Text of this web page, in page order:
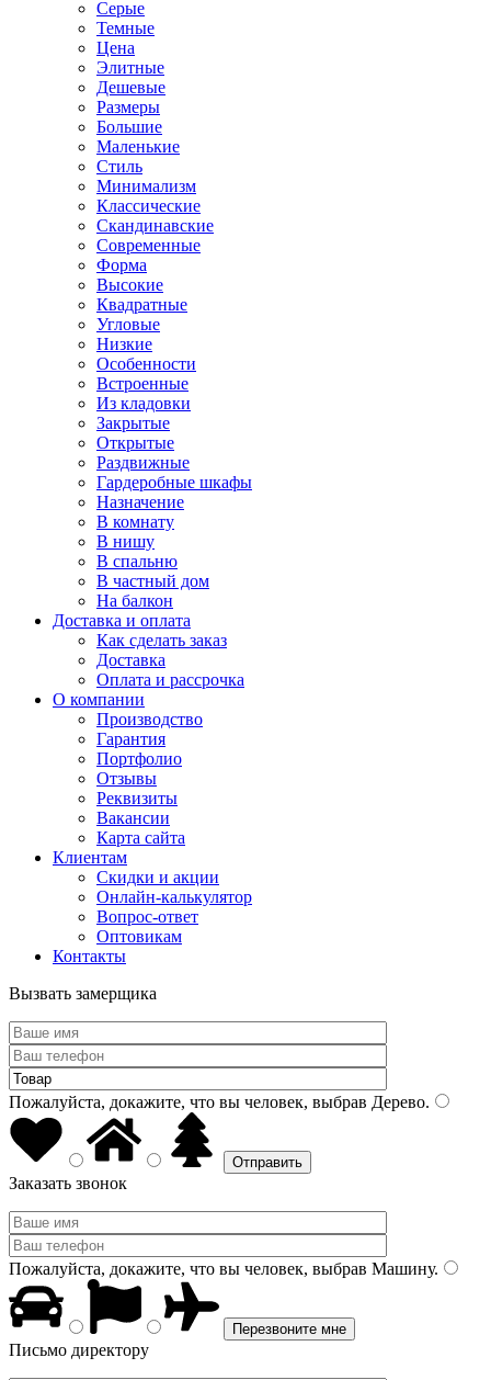
Серые
Темные
Цена
Элитные
Дешевые
Размеры
Большие
Маленькие
Стиль
Минимализм
Классические
Скандинавские
Современные
Форма
Высокие
Квадратные
Угловые
Низкие
Особенности
Встроенные
Из кладовки
Закрытые
Открытые
Раздвижные
Гардеробные шкафы
Назначение
В комнату
В нишу
В спальню
В частный дом
На балкон
Доставка и оплата
Как сделать заказ
Доставка
Оплата и рассрочка
О компании
Производство
Гарантия
Портфолио
Отзывы
Реквизиты
Вакансии
Карта сайта
Клиентам
Скидки и акции
Онлайн-калькулятор
Вопрос-ответ
Оптовикам
Контакты
Вызвать замерщика
Пожалуйста, докажите, что вы человек, выбрав Дерево.
Заказать звонок
Пожалуйста, докажите, что вы человек, выбрав Машину.
Письмо директору